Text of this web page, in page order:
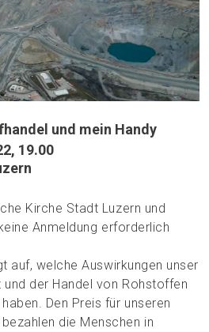
und mein Handy
19.00
Kirche Stadt Luzern und
Anmeldung erforderlich
auf, welche Auswirkungen unser
der Handel von Rohstoffen
Den Preis für unseren
die Menschen in